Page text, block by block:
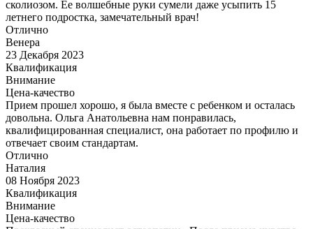
сколиозом. Ее волшебные руки сумели даже усыпить 15
летнего подростка, замечательный врач!
Отлично
Венера
23 Декабря 2023
Квалификация
Внимание
Цена-качество
Прием прошел хорошо, я была вместе с ребенком и осталась
довольна. Ольга Анатольевна нам понравилась,
квалифицированная специалист, она работает по профилю и
отвечает своим стандартам.
Отлично
Наталия
08 Ноября 2023
Квалификация
Внимание
Цена-качество